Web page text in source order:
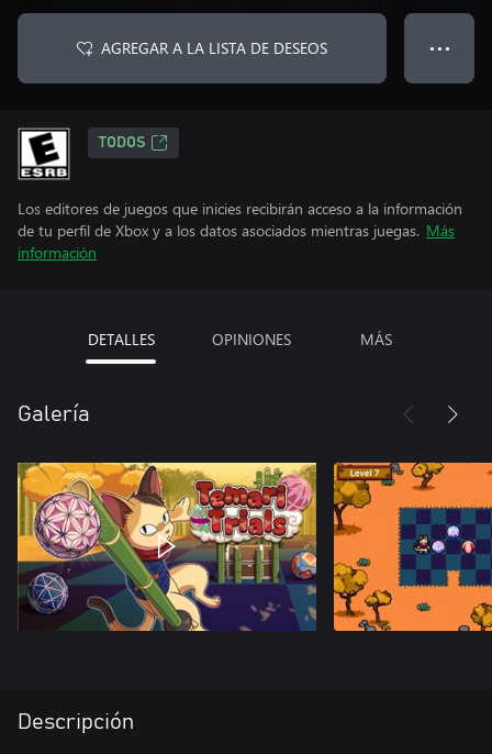
AGREGAR A LA LISTA DE DESEOS ● ● ●
TODOS
Los editores de juegos que inicies recibirán acceso a la información
de tu perfil de Xbox y a los datos asociados mientras juegas. Más
información
DETALLES OPINIONES MÁS
Galería
Descripción